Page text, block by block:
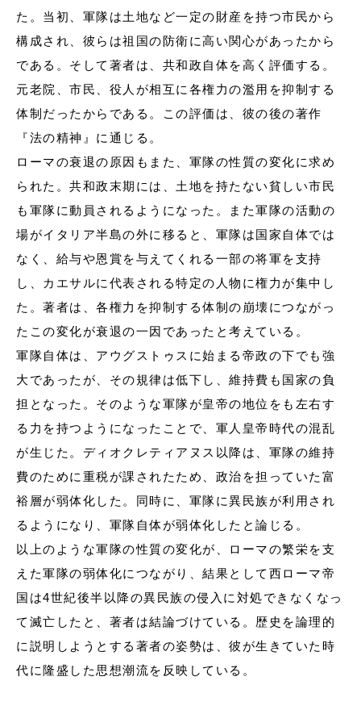
た。当初、軍隊は土地など一定の財産を持つ市民から
構成され、彼らは祖国の防衛に高い関心があったから
である。そして著者は、共和政自体を高く評価する。
元老院、市民、役人が相互に各権力の濫用を抑制する
体制だったからである。この評価は、彼の後の著作
『法の精神』に通じる。
ローマの衰退の原因もまた、軍隊の性質の変化に求め
られた。共和政末期には、土地を持たない貧しい市民
も軍隊に動員されるようになった。また軍隊の活動の
場がイタリア半島の外に移ると、軍隊は国家自体では
なく、給与や恩賞を与えてくれる一部の将軍を支持
し、カエサルに代表される特定の人物に権力が集中し
た。著者は、各権力を抑制する体制の崩壊につながっ
たこの変化が衰退の一因であったと考えている。
軍隊自体は、アウグストゥスに始まる帝政の下でも強
大であったが、その規律は低下し、維持費も国家の負
担となった。そのような軍隊が皇帝の地位をも左右す
る力を持つようになったことで、軍人皇帝時代の混乱
が生じた。ディオクレティアヌス以降は、軍隊の維持
費のために重税が課されたため、政治を担っていた富
裕層が弱体化した。同時に、軍隊に異民族が利用され
るようになり、軍隊自体が弱体化したと論じる。
以上のような軍隊の性質の変化が、ローマの繁栄を支
えた軍隊の弱体化につながり、結果として西ローマ帝
国は4世紀後半以降の異民族の侵入に対処できなくなっ
て滅亡したと、著者は結論づけている。歴史を論理的
に説明しようとする著者の姿勢は、彼が生きていた時
代に隆盛した思想潮流を反映している。